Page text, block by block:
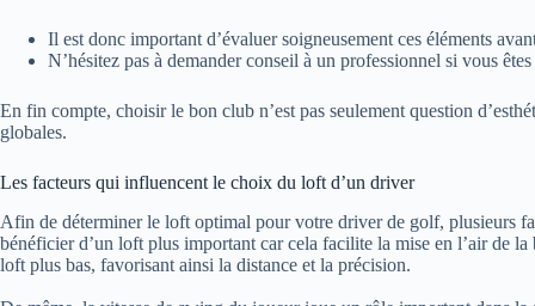
Il est donc important d’évaluer soigneusement ces éléments
N’hésitez pas à demander conseil à un professionnel si vous
En fin compte, choisir le bon club n’est pas seulement question
globales.
Les facteurs qui influencent le choix du loft d’un driver
Afin de déterminer le loft optimal pour votre driver de golf, plusieurs
bénéficier d’un loft plus important car cela facilite la mise en l’air de
loft plus bas, favorisant ainsi la distance et la précision.